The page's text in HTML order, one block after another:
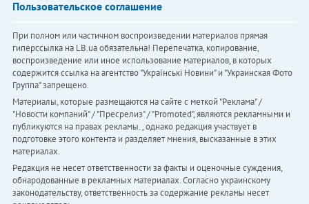
Пользовательское соглашение
При полном или частичном воспроизведении материалов прямая
гиперссылка на LB.ua обязательна! Перепечатка, копирование,
воспроизведение или иное использование материалов, в которых
содержится ссылка на агентство "Українськi Новини" и "Украинская Фото
Группа" запрещено.
Материалы, которые размещаются на сайте с меткой "Реклама" /
"Новости компаний" / "Пресрелиз" / "Promoted", являются рекламными и
публикуются на правах рекламы. , однако редакция участвует в
подготовке этого контента и разделяет мнения, высказанные в этих
материалах.
Редакция не несет ответственности за факты и оценочные суждения,
обнародованные в рекламных материалах. Согласно украинскому
законодательству, ответственность за содержание рекламы несет